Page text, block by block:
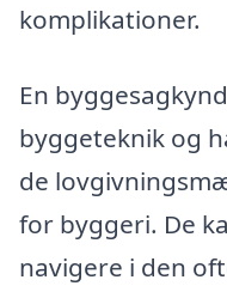
komplikationer.
En
byggeteknik og
de
for byggeri. De
navigere i den